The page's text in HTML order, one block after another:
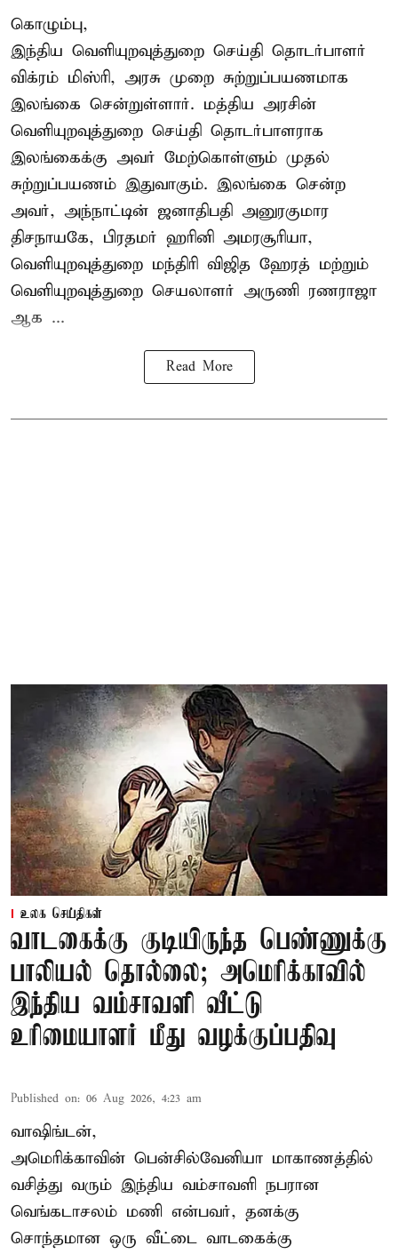
கொழும்பு,
இந்திய வெளியுறவுத்துறை செய்தி தொடர்பாளர்
விக்ரம் மிஸ்ரி, அரசு முறை சுற்றுப்பயணமாக
இலங்கை சென்றுள்ளார். மத்திய அரசின்
வெளியுறவுத்துறை செய்தி தொடர்பாளராக
இலங்கைக்கு அவர் மேற்கொள்ளும் முதல்
சுற்றுப்பயணம் இதுவாகும். இலங்கை சென்ற
அவர், அந்நாட்டின் ஜனாதிபதி அனுரகுமார
திசநாயகே, பிரதமர் ஹரினி அமரசூரியா,
வெளியுறவுத்துறை மந்திரி விஜித ஹேரத் மற்றும்
வெளியுறவுத்துறை செயலாளர் அருணி ரணராஜா
ஆக ...
Read More
உலக செய்திகள்
வாடகைக்கு குடியிருந்த பெண்ணுக்கு
பாலியல் தொல்லை; அமெரிக்காவில்
இந்திய வம்சாவளி வீட்டு
உரிமையாளர் மீது வழக்குப்பதிவு
Published on: 06 Aug 2026, 4:23 am
வாஷிங்டன்,
அமெரிக்காவின் பென்சில்வேனியா மாகாணத்தில்
வசித்து வரும் இந்திய வம்சாவளி நபரான
வெங்கடாசலம் மணி என்பவர், தனக்கு
சொந்தமான ஒரு வீட்டை வாடகைக்கு